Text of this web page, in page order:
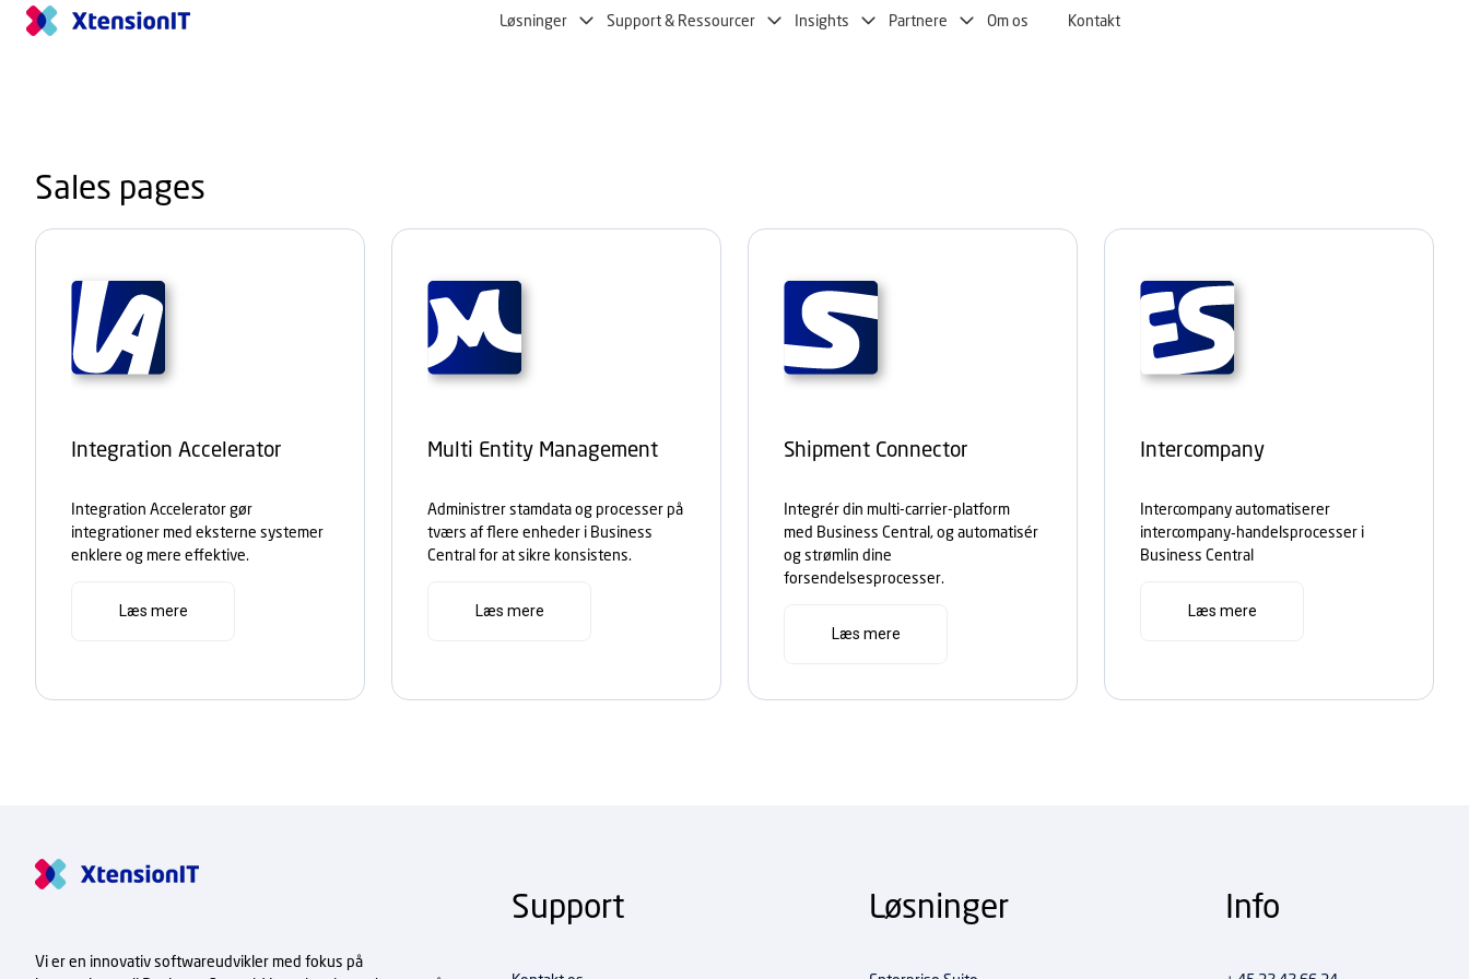
Løsninger Support & Ressourcer Insights Partnere Om os Kontakt
Sales pages
Integration Accelerator
Integration Accelerator gør
integrationer med eksterne systemer
enklere og mere effektive.
Læs mere
Multi Entity Management
Administrer stamdata og processer på
tværs af flere enheder i Business
Central for at sikre konsistens.
Læs mere
Shipment Connector
Integrér din multi-carrier-platform
med Business Central, og automatisér
og strømlin dine
forsendelsesprocesser.
Læs mere
Intercompany
Intercompany automatiserer
intercompany‑handelsprocesser i
Business Central
Læs mere
Vi er en innovativ softwareudvikler med fokus på
Support Løsninger Info